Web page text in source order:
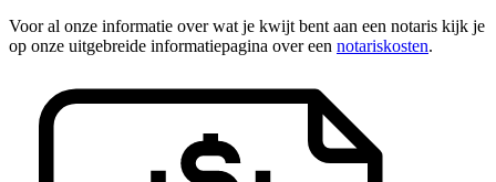
Voor al onze informatie over wat je kwijt bent aan een notaris kijk je
op onze uitgebreide informatiepagina over een notariskosten.